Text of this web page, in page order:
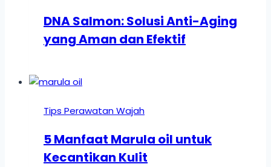
DNA Salmon: Solusi Anti-Aging
yang Aman dan Efektif
Tips Perawatan Wajah
5 Manfaat Marula oil untuk
Kecantikan Kulit